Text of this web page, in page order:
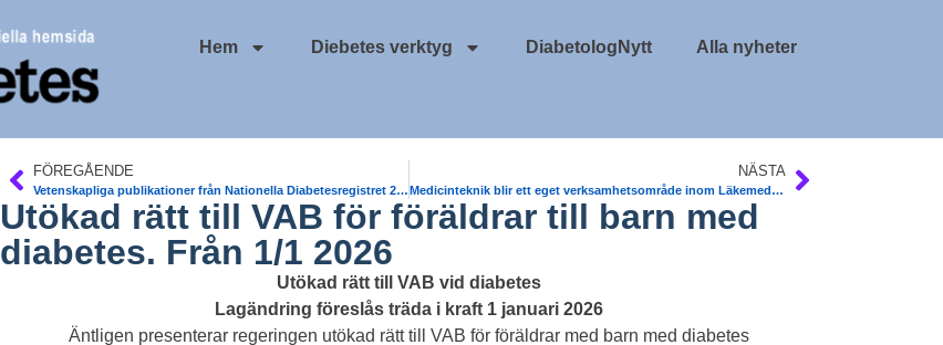
Hem Diebetes verktyg DiabetologNytt Alla nyheter
FÖREGÅENDE
Vetenskapliga publikationer från Nationella Diabetesregistret 2003-2025
NÄSTA
Medicinteknik blir ett eget verksamhetsområde inom Läkemedelsverket
Utökad rätt till VAB för föräldrar till barn med
diabetes. Från 1/1 2026
Utökad rätt till VAB vid diabetes
Lagändring föreslås träda i kraft 1 januari 2026
Äntligen presenterar regeringen utökad rätt till VAB för föräldrar med barn med diabetes